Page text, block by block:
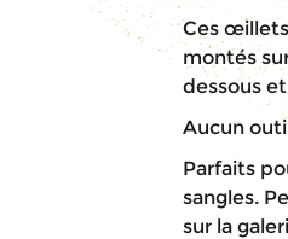
Ces œillets
montés
dessous
Aucun
Parfaits
sangles.
sur la